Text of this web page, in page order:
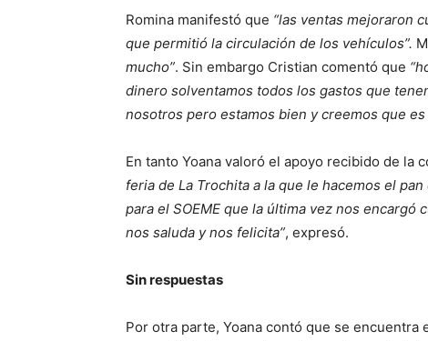
Romina manifestó que “las ventas mejoraron
que permitió la circulación de los vehículos”.
mucho”. Sin embargo Cristian comentó que
dinero solventamos todos los gastos que
nosotros pero estamos bien y creemos que
En tanto Yoana valoró el apoyo recibido de la
feria de La Trochita a la que le hacemos el
para el SOEME que la última vez nos encargó
nos saluda y nos felicita”, expresó.
Sin respuestas
Por otra parte, Yoana contó que se